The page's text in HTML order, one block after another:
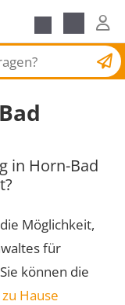
in Horn-Bad
Möglichkeit,
für
können die
Hause